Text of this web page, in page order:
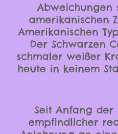
Abweichungen
amerikanischen
Amerikanischen
Der Schwarzen
schmaler weißer
heute in keinem
Seit Anfang der
empfindlicher